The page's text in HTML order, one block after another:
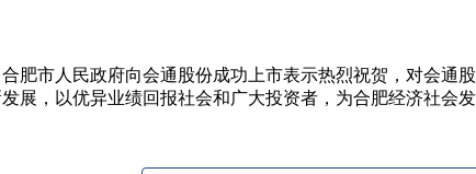
肥市人民政府向会通股份成功上市表示热烈祝贺，对会通
展，以优异业绩回报社会和广大投资者，为合肥经济社会发